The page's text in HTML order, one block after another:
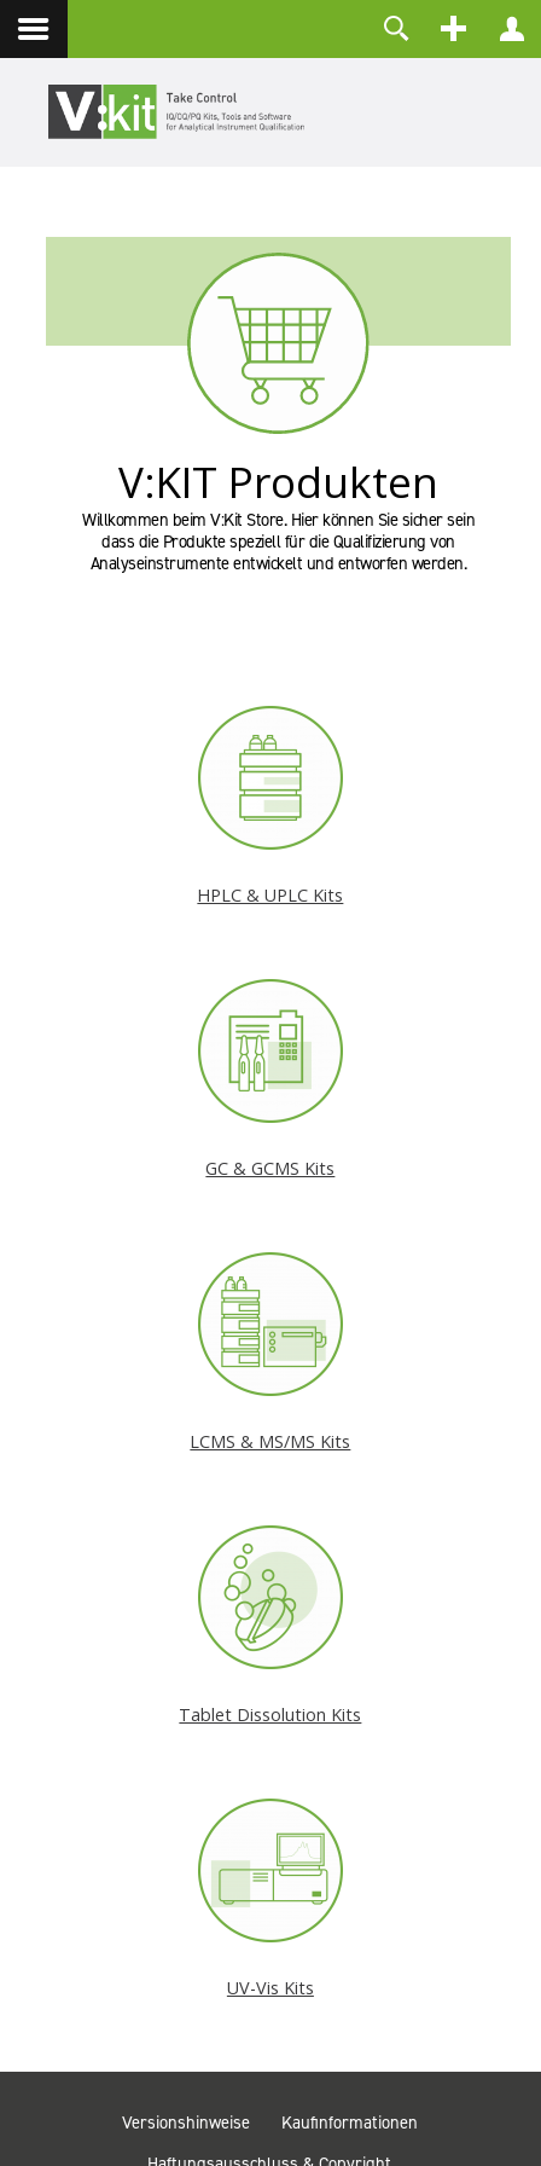
Kontakt
Passwort vergessen?
Benutzername vergessen?
Registrieren
V:KIT Produkten
Willkommen beim V:Kit Store. Hier können Sie sicher sein
dass die Produkte speziell für die Qualifizierung von
Analyseinstrumente entwickelt und entworfen werden.
HPLC & UPLC Kits
GC & GCMS Kits
LCMS & MS/MS Kits
Tablet Dissolution Kits
UV-Vis Kits
Versionshinweise
Kaufinformationen